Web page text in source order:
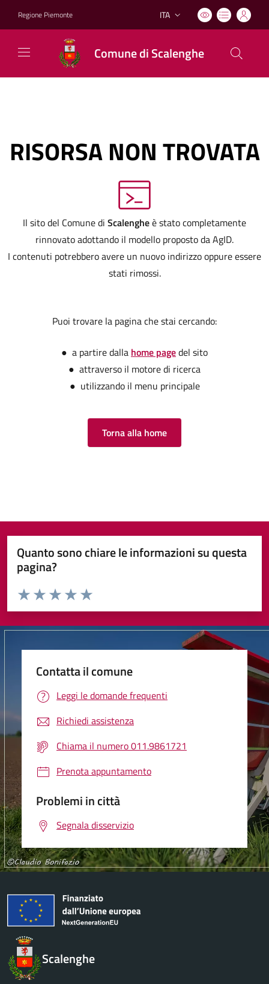
Regione Piemonte Lingua attiva:
ITA
Comune di Scalenghe
RISORSA NON TROVATA
Il sito del Comune di Scalengheè stato completamente
rinnovato adottando il modello proposto da AgID.
I contenuti potrebbero avere un nuovo indirizzo oppure essere
stati rimossi.
Puoi trovare la pagina che stai cercando:
● a partire dalla home pagedel sito
● attraverso il motore di ricerca
● utilizzando il menu principale
Torna alla home
Quanto sono chiare le informazioni su questa
pagina?
Valuta da 1 a 5 stelle la pagina
Valuta 5 stelle su 5
Valuta 4 stelle su 5
Valuta 3 stelle su 5
Valuta 2 stelle su 5
Valuta 1 stelle su 5
Contatta il comune
Leggi le domande frequenti
Richiedi assistenza
Chiama il numero 011.9861721
Prenota appuntamento
Problemi in città
Segnala disservizio
Scalenghe